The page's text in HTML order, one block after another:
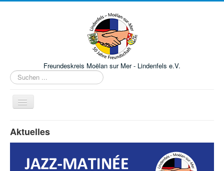
Freundeskreis Moëlan sur Mer - Lindenfels e.V.
Suchen
...
Navigation
an/aus
Willkommen
Jazz Matinée
Terminkalender
Aktuelles